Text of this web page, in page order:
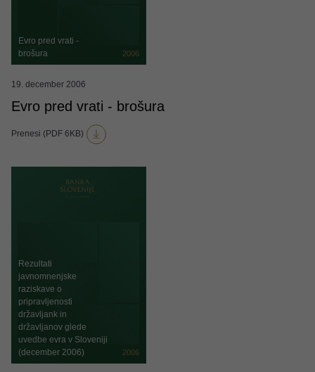
Evro pred vrati -
brošura
2006
19. december 2006
Evro pred vrati - brošura
Prenesi (PDF 6KB)
Rezultati
javnomnenjske
raziskave o
pripravljenosti
državljank in
državljanov glede
uvedbe evra v Sloveniji
(december 2006)
2006